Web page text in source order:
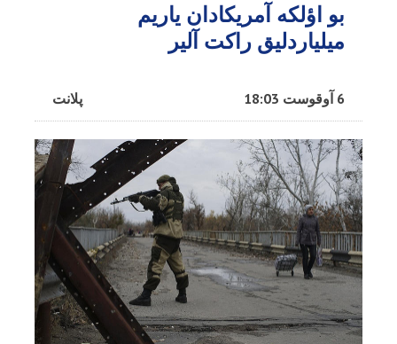
بو اؤلکه آمریکادان یاریم
میلیاردلیق راکت آلیر
پلانت 6 آوقوست 18:03